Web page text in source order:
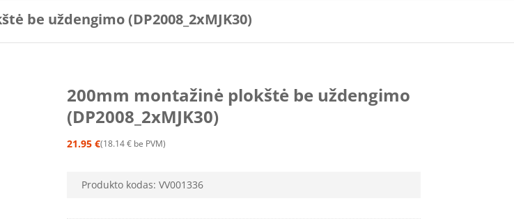
be uždengimo (DP2008_2xMJK30)
200mm montažinė plokštė be uždengimo
(DP2008_2xMJK30)
21.95 € 18.14€ be PVM
Produkto kodas: VV001336